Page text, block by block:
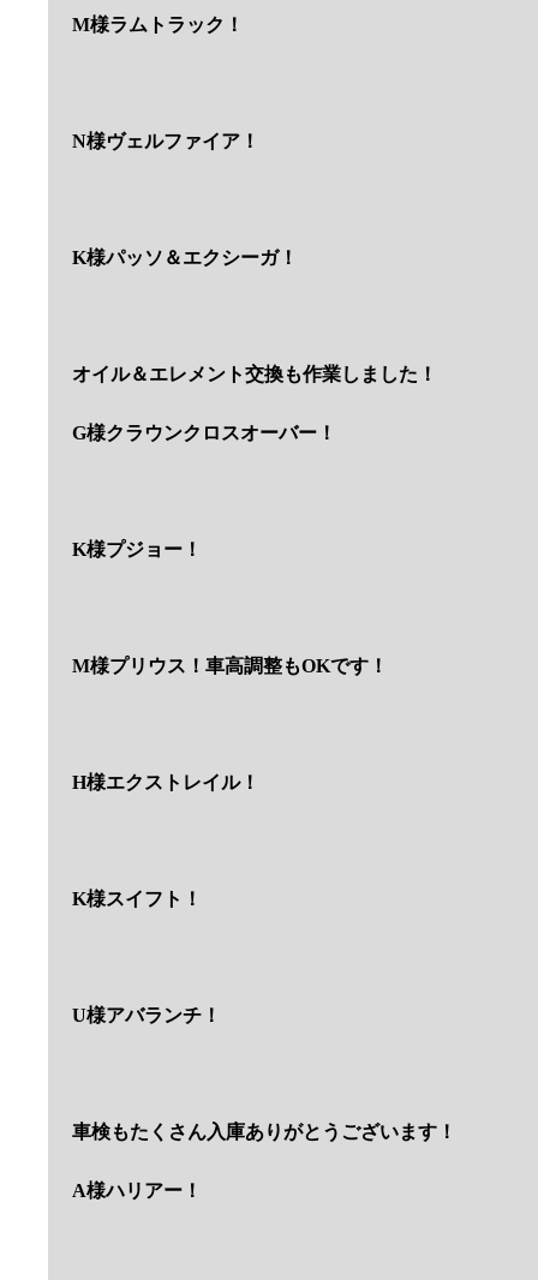
M様ラムトラック！
N様ヴェルファイア！
K様パッソ＆エクシーガ！
オイル＆エレメント交換も作業しました！
G様クラウンクロスオーバー！
K様プジョー！
M様プリウス！車高調整もOKです！
H様エクストレイル！
K様スイフト！
U様アバランチ！
車検もたくさん入庫ありがとうございます！
A様ハリアー！